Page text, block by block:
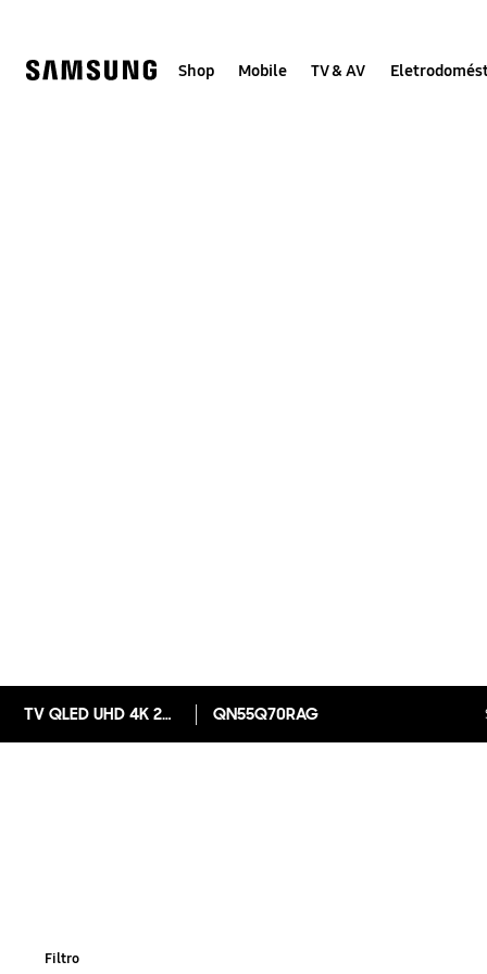
Shop Mobile TV & AV
TV QLED UHD 4K 2019 Q70 55", Pontos Quânticos, Direct Full Array 4x, HDR1000, Modo Ambiente QN55Q70RAG
Filtro